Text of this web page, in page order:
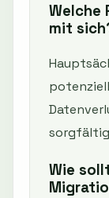
Welche
mit
Wie